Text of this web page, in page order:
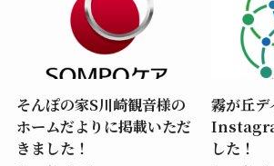
そんぽの家S川崎観音様の
ホームだよりに掲載いただ
きました！
霧が丘デ
した！